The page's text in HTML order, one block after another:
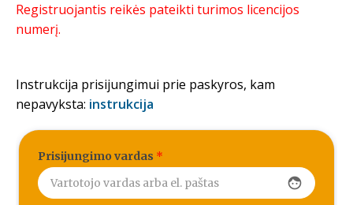
Registruojantis reikės pateikti turimos licencijos
numerį.
Instrukcija prisijungimui prie paskyros, kam
nepavyksta: instrukcija
Prisijungimo vardas *
face